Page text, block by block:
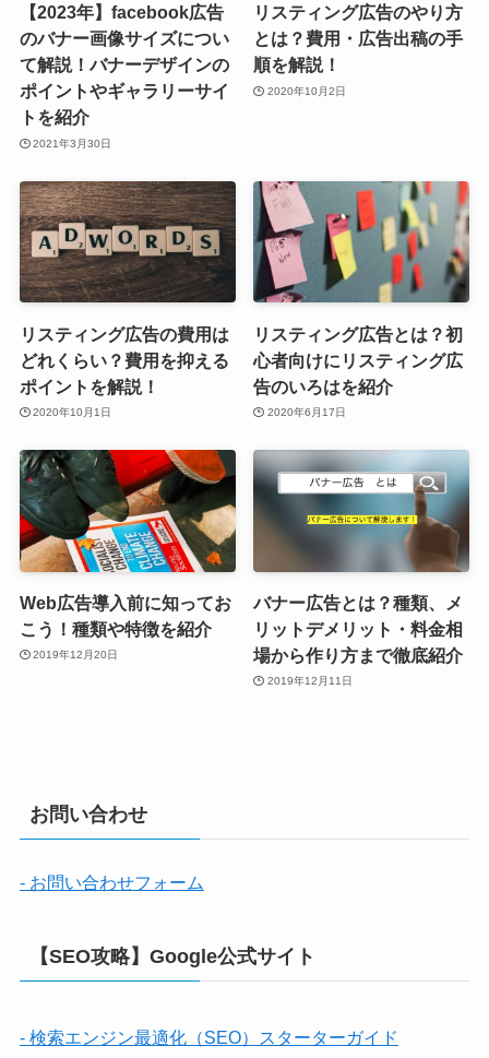
【2023年】facebook広告
のバナー画像サイズについ
て解説！バナーデザインの
ポイントやギャラリーサイ
トを紹介
2021年3月30日
リスティング広告のやり方
とは？費用・広告出稿の手
順を解説！
2020年10月2日
リスティング広告の費用は
どれくらい？費用を抑える
ポイントを解説！
2020年10月1日
リスティング広告とは？初
心者向けにリスティング広
告のいろはを紹介
2020年6月17日
Web広告導入前に知ってお
こう！種類や特徴を紹介
2019年12月20日
バナー広告とは？種類、メ
リットデメリット・料金相
場から作り方まで徹底紹介
2019年12月11日
お問い合わせ
- お問い合わせフォーム
【SEO攻略】Google公式サイト
- 検索エンジン最適化（SEO）スターターガイド